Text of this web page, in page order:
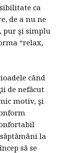
ca
de a nu ne
pur şi simplu
“relax,
când
de nefăcut
motiv, şi
la
să se